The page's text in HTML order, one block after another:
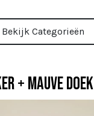
Bekijk Categorieën
+ mauve doek